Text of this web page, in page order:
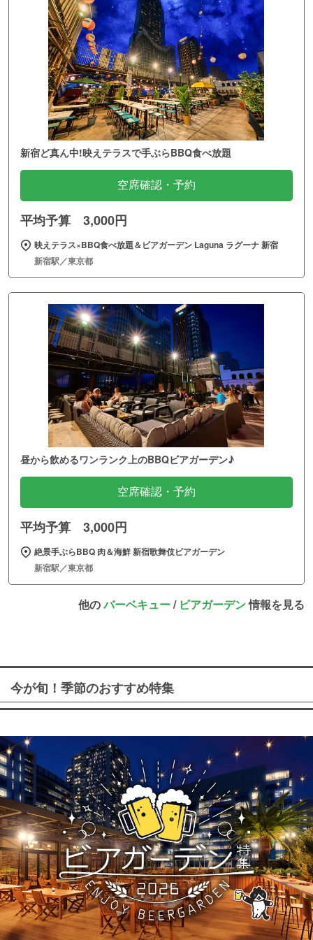
新宿ど真ん中!映えテラスで手ぶらBBQ食べ放題
空席確認・予約
平均予算 3,000円
映えテラス×BBQ食べ放題＆ビアガーデン Laguna ラグーナ 新宿
新宿駅／東京都
昼から飲めるワンランク上のBBQビアガーデン♪
空席確認・予約
平均予算 3,000円
絶景手ぶらBBQ 肉＆海鮮 新宿歌舞伎ビアガーデン
新宿駅／東京都
他のバーベキュー/ ビアガーデン情報を見る
今が旬！季節のおすすめ特集